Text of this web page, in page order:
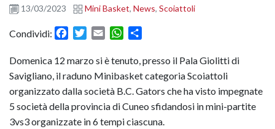
13/03/2023 Mini Basket, News, Scoiattoli
Condividi: FacebookTwitter
Email WhatsApp
Domenica 12 marzo si è tenuto, presso il Pala Giolitti di
Savigliano, il raduno Minibasket categoria Scoiattoli
organizzato dalla società B.C. Gators che ha visto impegnate
5 società della provincia di Cuneo sfidandosi in mini-partite
3vs3 organizzate in 6 tempi ciascuna.